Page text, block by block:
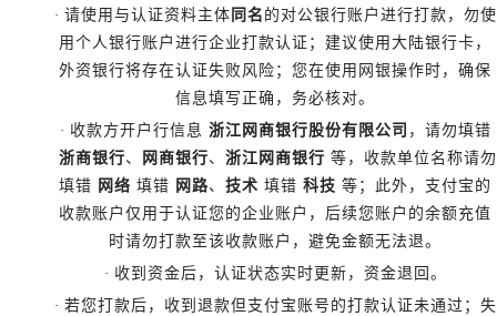
· 请使用与认证资料主体 同名 的对公银行账户进行打款，勿使
用个人银行账户进行企业打款认证；建议使用大陆银行卡，
外资银行将存在认证失败风险；您在使用网银操作时，确保
信息填写正确，务必核对。
· 收款方开户行信息 浙江网商银行股份有限公司 ，请勿填错
浙商银行、 网商银行、 浙江网商银行 等，收款单位名称请勿
填错 网络 填错 网路、 技术 填错 科技 等；此外，支付宝的
收款账户仅用于认证您的企业账户，后续您账户的余额充值
时请勿打款至该收款账户，避免金额无法退。
· 收到资金后，认证状态实时更新，资金退回。
· 若您打款后，收到退款但支付宝账号的打款认证未通过；失